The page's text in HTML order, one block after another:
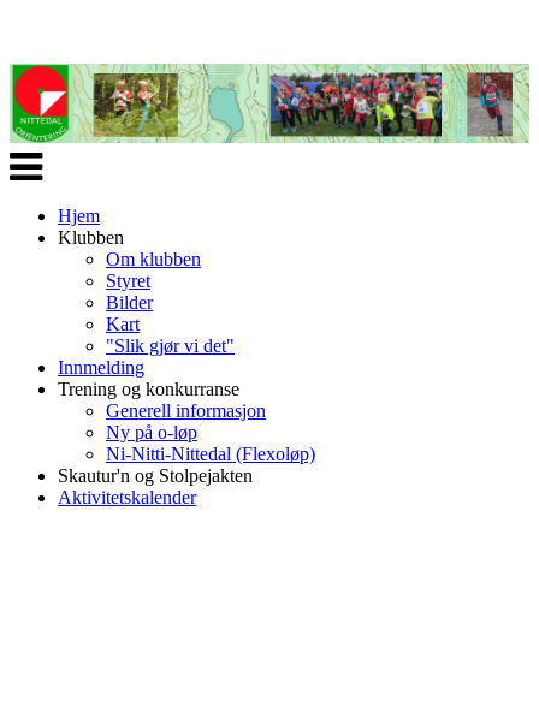
Veksle
navigasjon
Hjem
Klubben
Om klubben
Styret
Bilder
Kart
"Slik gjør vi det"
Innmelding
Trening og konkurranse
Generell informasjon
Ny på o-løp
Ni-Nitti-Nittedal (Flexoløp)
Skautur'n og Stolpejakten
Aktivitetskalender